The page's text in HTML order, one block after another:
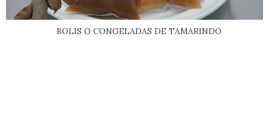
BOLIS O CONGELADAS DE TAMARINDO